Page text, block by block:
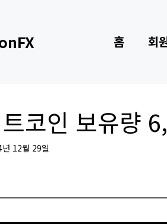
홈 회
코인 보유량
12월 29일